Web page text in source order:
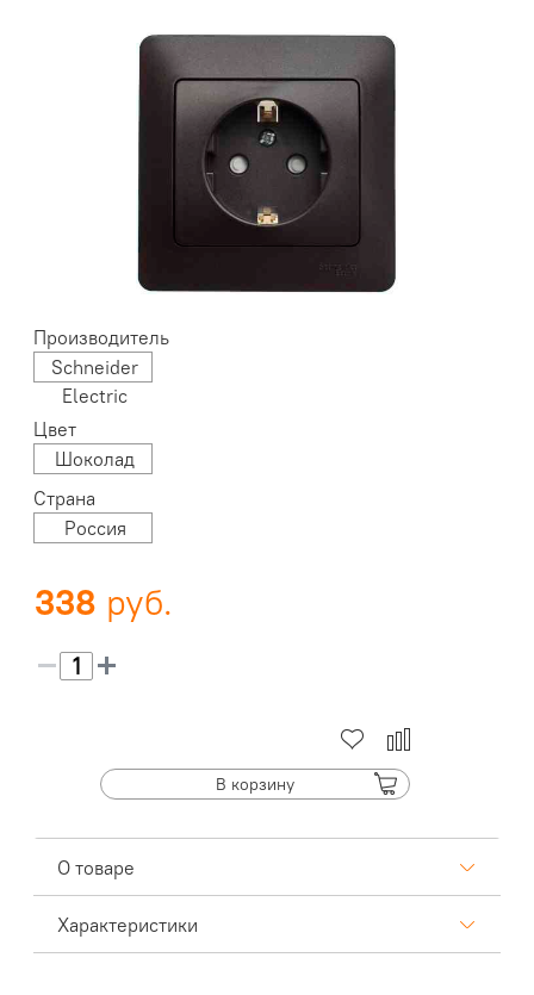
Производитель
Schneider
Electric
Цвет
Шоколад
Страна
Россия
338
В корзину
О товаре
Характеристики